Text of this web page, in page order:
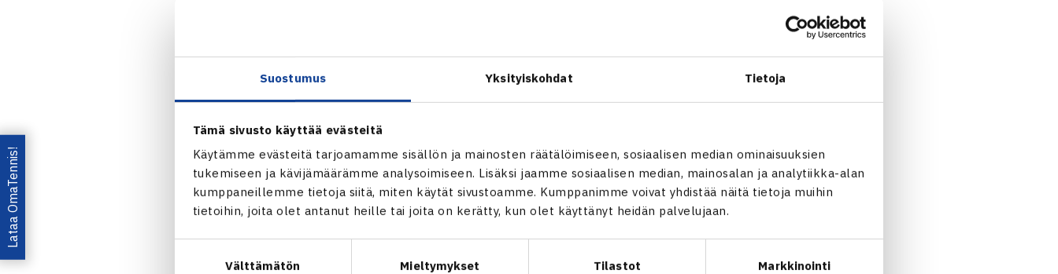
Suostumus Yksityiskohdat Tietoja
Tämä sivusto käyttää evästeitä
Käytämme evästeitä tarjoamamme sisällön ja mainosten räätälöimiseen, sosiaalisen median ominaisuuksien
tukemiseen ja kävijämäärämme analysoimiseen. Lisäksi jaamme sosiaalisen median, mainosalan ja analytiikka-alan
kumppaneillemme tietoja siitä, miten käytät sivustoamme. Kumppanimme voivat yhdistää näitä tietoja muihin
tietoihin, joita olet antanut heille tai joita on kerätty, kun olet käyttänyt heidän palvelujaan.
Välttämätön Mieltymykset Tilastot Markkinointi
Jaa:
Lataa OmaTennis!